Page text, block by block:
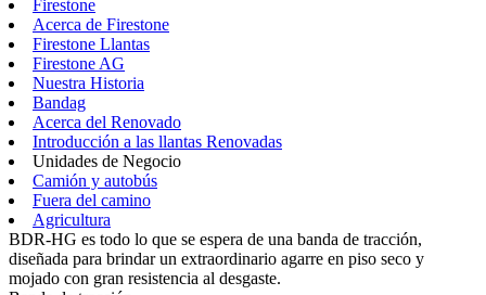
Firestone
Acerca de Firestone
Firestone Llantas
Firestone AG
Nuestra Historia
Bandag
Acerca del Renovado
Introducción a las llantas Renovadas
Unidades de Negocio
Camión y autobús
Fuera del camino
Agricultura
BDR-HG es todo lo que se espera de una banda de tracción,
diseñada para brindar un extraordinario agarre en piso seco y
mojado con gran resistencia al desgaste.